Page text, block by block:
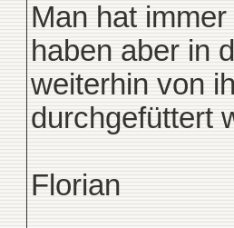
Man hat
haben aber in
weiterhin von
durchgefüttert
Florian